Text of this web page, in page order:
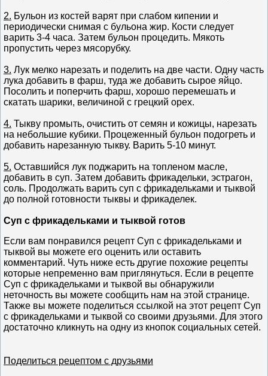
2. Бульон из костей варят при слабом кипении и
периодически снимая с бульона жир. Кости следует
варить 3-4 часа. Затем бульон процедить. Мякоть
пропустить через мясорубку.
3. Лук мелко нарезать и поделить на две части. Одну часть
лука добавить в фарш, туда же добавить сырое яйцо.
Посолить и поперчить фарш, хорошо перемешать и
скатать шарики, величиной с грецкий орех.
4. Тыкву промыть, очистить от семян и кожицы, нарезать
на небольшие кубики. Процеженный бульон подогреть и
добавить нарезанную тыкву. Варить 5-10 минут.
5. Оставшийся лук поджарить на топленом масле,
добавить в суп. Затем добавить фрикадельки, эстрагон,
соль. Продолжать варить суп с фрикадельками и тыквой
до полной готовности тыквы и фрикаделек.
Суп с фрикадельками и тыквой готов
Если вам понравился рецепт Суп с фрикадельками и
тыквой вы можете его оценить или оставить
комментарий. Чуть ниже есть другие похожие рецепты
которые непременно вам приглянуться. Если в рецепте
Суп с фрикадельками и тыквой вы обнаружили
неточность вы можете сообщить нам на этой странице.
Также вы можете поделиться ссылкой на этот рецепт Суп
с фрикадельками и тыквой со своими друзьями. Для этого
достаточно кликнуть на одну из кнопок социальных сетей.
Поделиться рецептом с друзьями